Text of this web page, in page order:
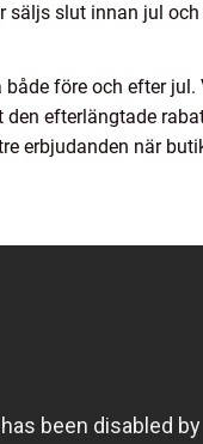
säljs slut innan jul
före och efter
efterlängtade
erbjudanden när